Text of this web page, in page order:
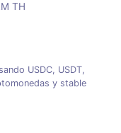
TH
USDC, USDT,
y stable